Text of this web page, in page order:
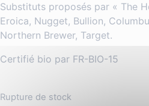
Substituts proposés par « The
Eroica, Nugget, Bullion,
Northern Brewer, Target.
Certifié bio par FR-BIO-15
Rupture de stock